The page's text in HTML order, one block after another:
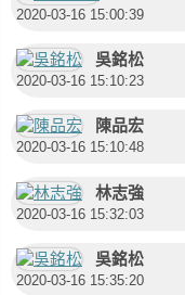
2020-03-16 15:00:39
吳銘松
2020-03-16 15:10:23
陳品宏
2020-03-16 15:10:48
林志強
2020-03-16 15:32:03
吳銘松
2020-03-16 15:35:20